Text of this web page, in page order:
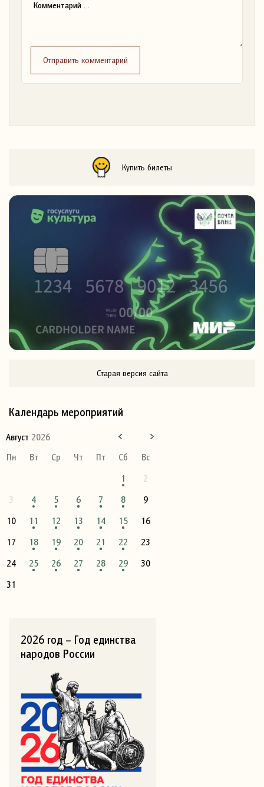
Отправить комментарий
Купить билеты
Старая версия сайта
Календарь мероприятий
Август 2026
Пн
Вт Ср Чт Пт Сб
Вс
1
2
3
4 5 6 7 8
9
10
11 12 13 14 15
16
17
18 19 20 21 22
23
24
25 26 27 28 29
30
31
2026 год – Год единства
народов России